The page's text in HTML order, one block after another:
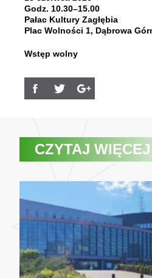
Godz. 10.30–15.00
Pałac Kultury Zagłębia
Plac Wolności 1, Dąbrowa
Wstęp wolny
CZYTAJ WIĘCEJ